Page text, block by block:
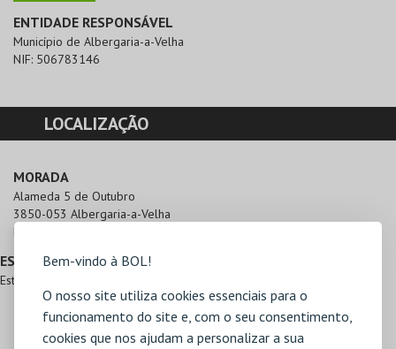
Bem-vindo à BOL!
O nosso site utiliza cookies essenciais para o
funcionamento do site e, com o seu consentimento,
cookies que nos ajudam a personalizar a sua
ENTIDADE RESPONSÁVEL
Município de Albergaria-a-Velha
NIF: 506783146
LOCALIZAÇÃO
MORADA
Alameda 5 de Outubro
3850-053 Albergaria-a-Velha
Direcções para Cineteatro Alba
ESTACIONAMENTO
Estacionamento gratuito na Alameda 5 de Outubro